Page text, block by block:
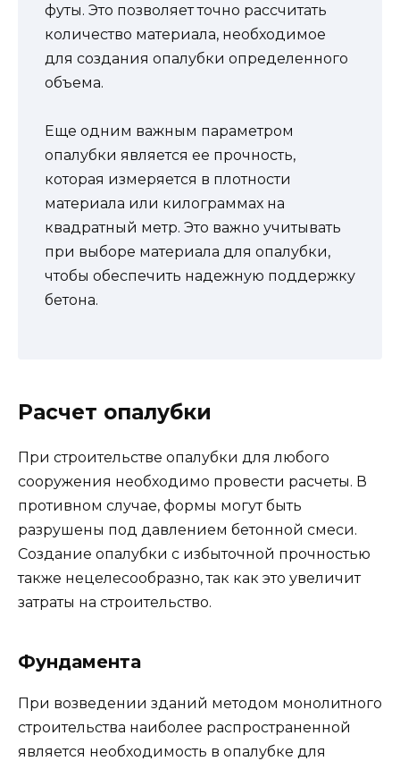
футы. Это позволяет точно рассчитать
количество материала, необходимое
для создания опалубки определенного
объема.
Еще одним важным параметром
опалубки является ее прочность,
которая измеряется в плотности
материала или килограммах на
квадратный метр. Это важно учитывать
при выборе материала для опалубки,
чтобы обеспечить надежную поддержку
бетона.
Расчет опалубки
При строительстве опалубки для любого
сооружения необходимо провести расчеты. В
противном случае, формы могут быть
разрушены под давлением бетонной смеси.
Создание опалубки с избыточной прочностью
также нецелесообразно, так как это увеличит
затраты на строительство.
Фундамента
При возведении зданий методом монолитного
строительства наиболее распространенной
является необходимость в опалубке для